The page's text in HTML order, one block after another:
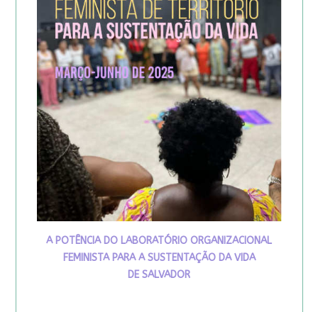
A POTÊNCIA DO LABORATÓRIO ORGANIZACIONAL
FEMINISTA PARA A SUSTENTAÇÃO DA VIDA
DE SALVADOR